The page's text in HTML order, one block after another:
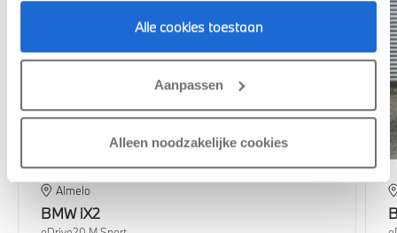
Alle cookies toestaan
Aanpassen
Alleen noodzakelijke cookies
Almelo
BMW iX2